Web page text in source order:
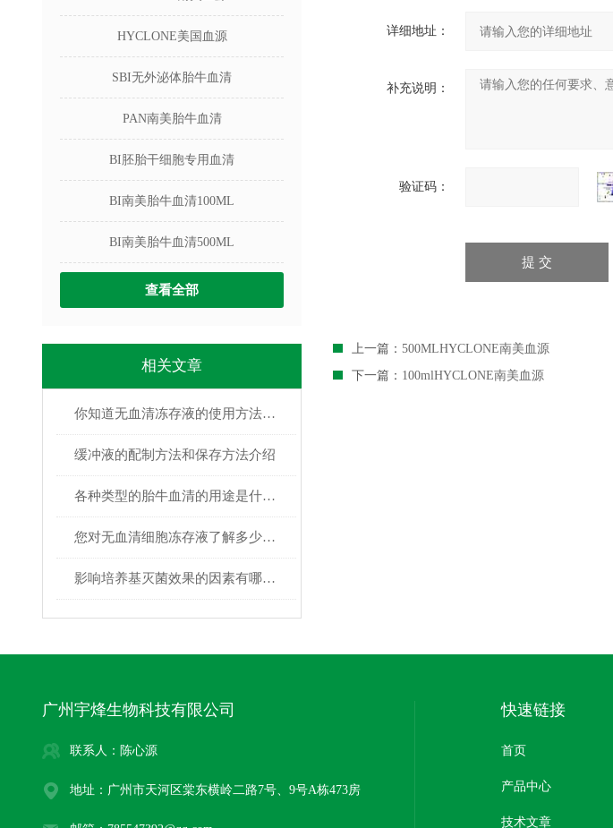
HYCLONE美国血源
SBI无外泌体胎牛血清
PAN南美胎牛血清
BI胚胎干细胞专用血清
BI南美胎牛血清100ML
BI南美胎牛血清500ML
查看全部
相关文章
你知道无血清冻存液的使用方法吗？
缓冲液的配制方法和保存方法介绍
各种类型的胎牛血清的用途是什么？
您对无血清细胞冻存液了解多少呢？
影响培养基灭菌效果的因素有哪些？
详细地址：
补充说明：
验证码：
上一篇： 500MLHYCLONE南美血源
下一篇： 100mlHYCLONE南美血源
广州宇烽生物科技有限公司
联系人：陈心源
地址：广州市天河区棠东横岭二路7号、9号A栋473房
快速链接
首页
产品中心
技术文章